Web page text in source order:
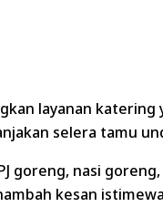
layanan katering
selera tamu
goreng, nasi
kesan